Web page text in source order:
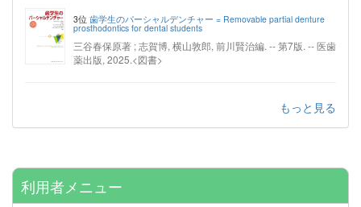
3位 歯学生のパーシャルデンチャー = Removable partial denture
prosthodontics for dental students
三谷春保原著 ; 志賀博, 横山敦郎, 前川賢治編. -- 第7版. -- 医歯
薬出版, 2025.<図書>
もっと見る
利用者メニュー